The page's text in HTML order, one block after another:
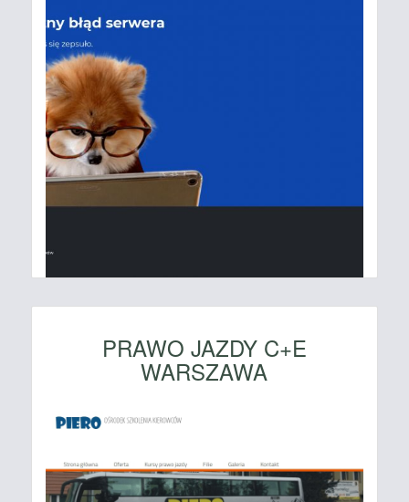
PRAWO JAZDY C+E
WARSZAWA